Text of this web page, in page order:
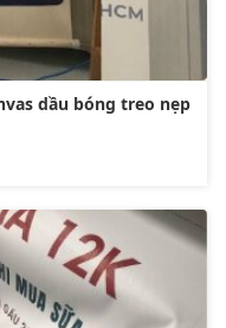
dầu bóng treo nẹp